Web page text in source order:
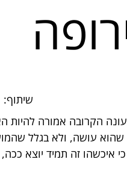
הקרובה אמורה להיות
עושה, ולא בגלל
איכשהו זה תמיד יוצא
שיתוף: